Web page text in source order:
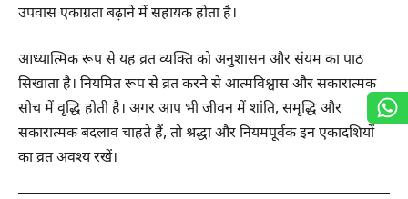
उपवास एकाग्रता बढ़ाने में सहायक होता है।
आध्यात्मिक रूप से यह व्रत व्यक्ति को अनुशासन और संयम का पाठ
सिखाता है। नियमित रूप से व्रत करने से आत्मविश्वास और सकारात्मक
सोच में वृद्धि होती है। अगर आप भी जीवन में शांति, समृद्धि और
सकारात्मक बदलाव चाहते हैं, तो श्रद्धा और नियमपूर्वक इन एकादशियों
का व्रत अवश्य रखें।